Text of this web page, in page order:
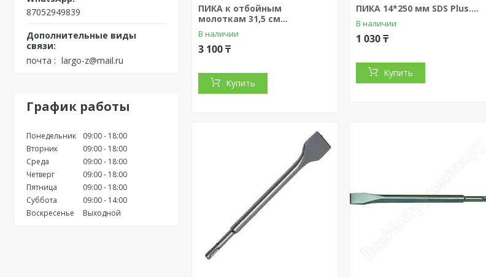
87052949839
почта largo-z@mail.ru
График работы
Понедельник 09:00
18:00
Вторник
09:00
18:00
Среда
09:00
18:00
Четверг
09:00
18:00
Пятница
09:00
18:00
Суббота
09:00
14:00
Воскресенье
Выходной
ПИКА к отбойным
молоткам 31,5 см...
В наличии
3 100 ₸
Купить
ПИКА 14*250 мм SDS Plus....
В наличии
1 030 ₸
Купить